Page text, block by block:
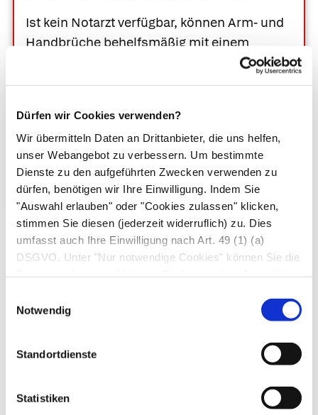
Dürfen wir Cookies verwenden?
Wir übermitteln Daten an Drittanbieter, die uns helfen,
unser Webangebot zu verbessern. Um bestimmte
Dienste zu den aufgeführten Zwecken verwenden zu
dürfen, benötigen wir Ihre Einwilligung. Indem Sie
"Auswahl erlauben" oder "Cookies zulassen" klicken,
stimmen Sie diesen (jederzeit widerruflich) zu. Dies
umfasst auch Ihre Einwilligung nach Art. 49 (1) (a)
DSGVO. Unter "Nur notwendige Cookies" können Sie die
Notwendig
Standortdienste
Statistiken
Ist kein Notarzt verfügbar, können Arm- und
Handbrüche behelfsmäßig mit einem
Dreiecktuch versorgt werden. Es wird um
den Hals geknotet, sodass eine Schlinge
Beinbrüchen ist es zweckmäßig, den Bruch
mit fest gerollten Kleidungsstücken, Decken,
Kissen oder ähnlichem zu umpolstern, bis
eine medizinische Versorgung erfolgt.
Das macht der Arzt
Therapie damit, die Knochenbruchstücke in die
(Reposition) erreicht der Arzt durch dosierten
Rahmen einer Operation.